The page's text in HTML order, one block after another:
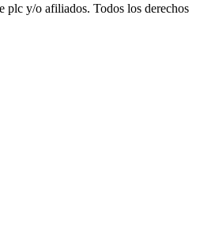
y/o afiliados. Todos los derechos